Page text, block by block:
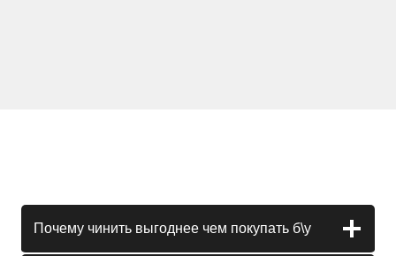
Почему чинить выгоднее чем покупать б\у